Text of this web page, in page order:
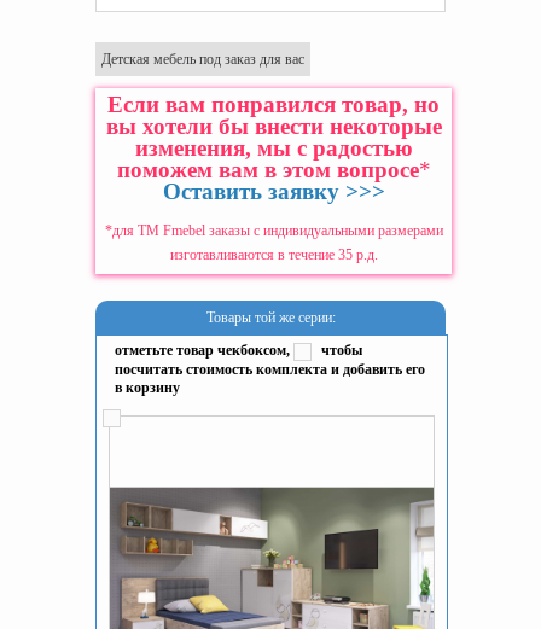
Детская мебель под заказ для вас
Если вам понравился товар, но
вы хотели бы внести некоторые
изменения, мы с радостью
поможем вам в этом вопросе*
Оставить заявку >>>
*для ТМ Fmebel заказы с индивидуальными размерами
изготавливаются в течение 35 р.д.
Товары той же серии:
отметьте товар чекбоксом,
чтобы
посчитать стоимость комплекта и добавить его
в корзину